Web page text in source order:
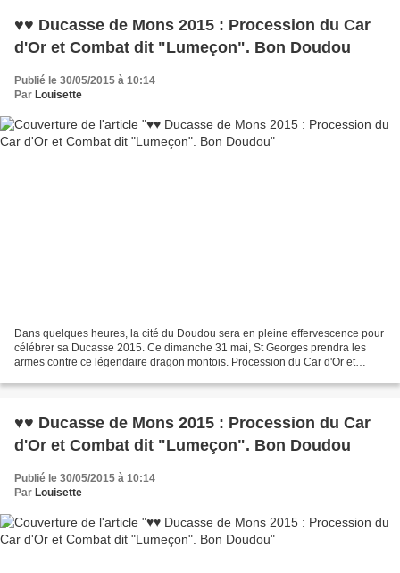
♥♥ Ducasse de Mons 2015 : Procession du Car
d'Or et Combat dit "Lumeçon". Bon Doudou
Publié le 30/05/2015 à 10:14
Par Louisette
Dans quelques heures, la cité du Doudou sera en pleine effervescence pour
célébrer sa Ducasse 2015. Ce dimanche 31 mai, St Georges prendra les
armes contre ce légendaire dragon montois. Procession du Car d'Or et
♥♥ Ducasse de Mons 2015 : Procession du Car
d'Or et Combat dit "Lumeçon". Bon Doudou
Publié le 30/05/2015 à 10:14
Par Louisette